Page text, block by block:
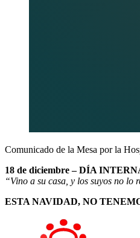
Comunicado de la Mesa por la
18 de diciembre – DÍA
“Vino a su casa, y los suyos no lo
ESTA NAVIDAD, NO